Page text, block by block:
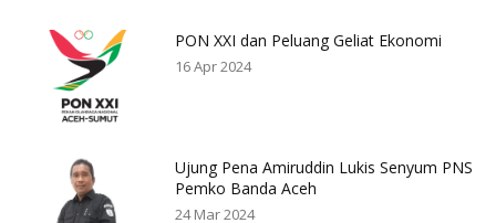
PON XXI dan Peluang Geliat Ekonomi
16 Apr 2024
Ujung Pena Amiruddin Lukis Senyum PNS
Pemko Banda Aceh
24 Mar 2024